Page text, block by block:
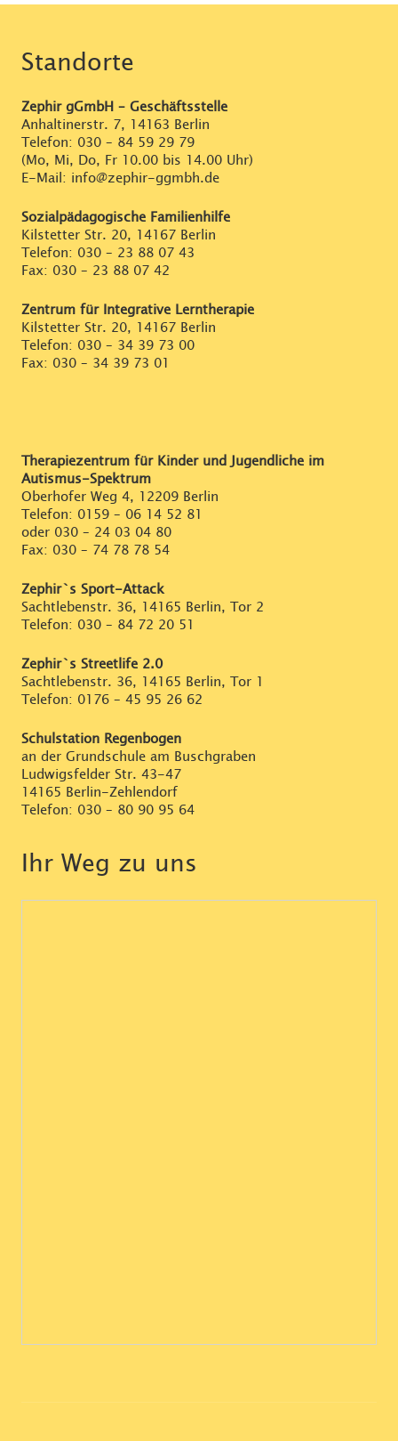
Standorte
Zephir gGmbH – Geschäftsstelle
Anhaltinerstr. 7, 14163 Berlin
Telefon: 030 – 84 59 29 79
(Mo, Mi, Do, Fr 10.00 bis 14.00 Uhr)
E-Mail: info@zephir-ggmbh.de
Sozialpädagogische Familienhilfe
Kilstetter Str. 20, 14167 Berlin
Telefon: 030 – 23 88 07 43
Fax: 030 – 23 88 07 42
Zentrum für Integrative Lerntherapie
Kilstetter Str. 20, 14167 Berlin
Telefon: 030 – 34 39 73 00
Fax: 030 – 34 39 73 01
Therapiezentrum für Kinder und Jugendliche im
Autismus-Spektrum
Oberhofer Weg 4, 12209 Berlin
Telefon: 0159 – 06 14 52 81
oder 030 – 24 03 04 80
Fax: 030 – 74 78 78 54
Zephir`s Sport-Attack
Sachtlebenstr. 36, 14165 Berlin, Tor 2
Telefon: 030 – 84 72 20 51
Zephir`s Streetlife 2.0
Sachtlebenstr. 36, 14165 Berlin, Tor 1
Telefon: 0176 – 45 95 26 62
Schulstation Regenbogen
an der Grundschule am Buschgraben
Ludwigsfelder Str. 43-47
14165 Berlin-Zehlendorf
Telefon: 030 – 80 90 95 64
Ihr Weg zu uns